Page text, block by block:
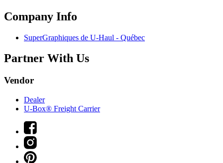
Company Info
SuperGraphiques de U-Haul - Québec
Partner With Us
Vendor
Dealer
U-Box® Freight Carrier